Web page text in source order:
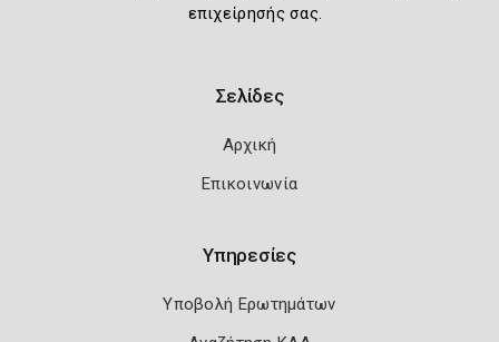
επιχείρησής σας.
Σελίδες
Αρχική
Επικοινωνία
Υπηρεσίες
Υποβολή Ερωτημάτων